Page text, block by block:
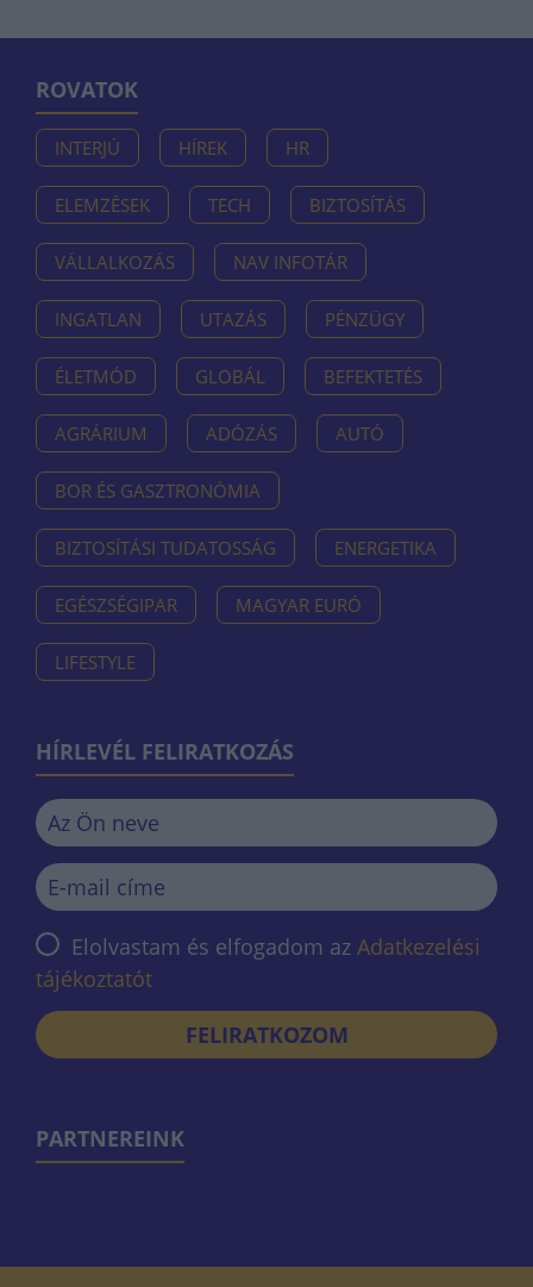
ROVATOK
INTERJÚ HÍREK HR
ELEMZÉSEK TECH BIZTOSÍTÁS
VÁLLALKOZÁS NAV INFOTÁR
INGATLAN UTAZÁS PÉNZÜGY
ÉLETMÓD GLOBÁL BEFEKTETÉS
AGRÁRIUM ADÓZÁS AUTÓ
BOR ÉS GASZTRONÓMIA
BIZTOSÍTÁSI TUDATOSSÁG ENERGETIKA
EGÉSZSÉGIPAR MAGYAR EURÓ
LIFESTYLE
HÍRLEVÉL FELIRATKOZÁS
Elolvastam és elfogadom az Adatkezelési
tájékoztatót
FELIRATKOZOM
PARTNEREINK